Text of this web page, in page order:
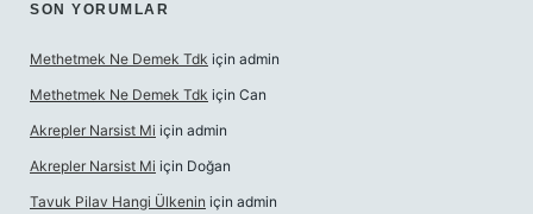
SON YORUMLAR
Methetmek Ne Demek Tdk için admin
Methetmek Ne Demek Tdk için Can
Akrepler Narsist Mi için admin
Akrepler Narsist Mi için Doğan
Tavuk Pilav Hangi Ülkenin için admin